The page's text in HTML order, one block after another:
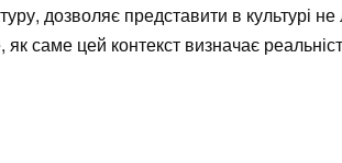
дозволяє представити в культурі
як саме цей контекст визначає